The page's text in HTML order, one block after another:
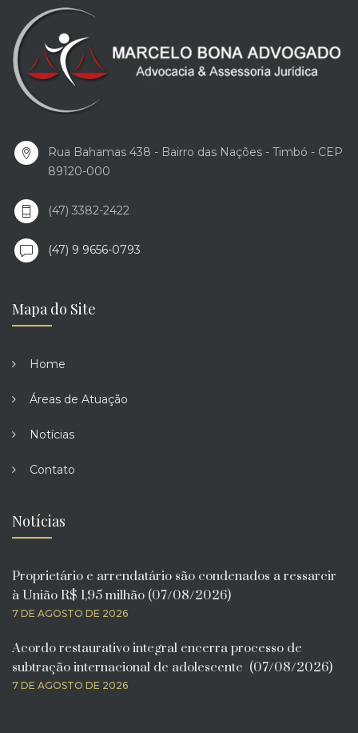
Rua Bahamas 438 - Bairro das Nações - Timbó - CEP
89120-000
(47) 3382-2422
(47) 9 9656-0793
Mapa do Site
Home
Áreas de Atuação
Notícias
Contato
Notícias
Proprietário e arrendatário são condenados a ressarcir
à União R$ 1,95 milhão (07/08/2026)
7 DE AGOSTO DE 2026
Acordo restaurativo integral encerra processo de
subtração internacional de adolescente (07/08/2026)
7 DE AGOSTO DE 2026